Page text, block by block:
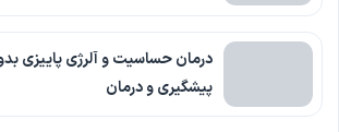
پیشگیری و درمان